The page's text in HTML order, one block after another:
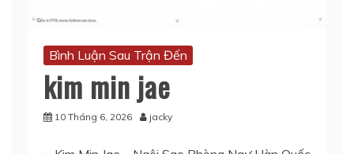
Bình Luận Sau Trận Đến
kim min jae
10 Tháng 6, 2026 jacky